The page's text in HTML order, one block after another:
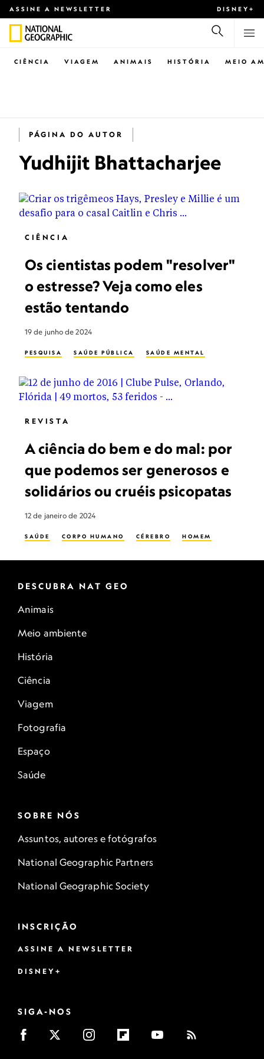
ASSINE A NEWSLETTER DISNEY+
CIÊNCIA VIAGEM ANIMAIS HISTÓRIA MEIO
PÁGINA DO AUTOR
Yudhijit Bhattacharjee
CIÊNCIA
Os cientistas podem "resolver"
o estresse? Veja como eles
estão tentando
19 de junho de 2024
PESQUISA SAÚDE PÚBLICA SAÚDE MENTAL
REVISTA
A ciência do bem e do mal: por
que podemos ser generosos e
solidários ou cruéis psicopatas
12 de janeiro de 2024
SAÚDE CORPO HUMANO CÉREBRO HOMEM
DESCUBRA NAT GEO
Animais
Meio ambiente
História
Ciência
Viagem
Fotografia
Espaço
Saúde
SOBRE NÓS
Assuntos, autores e fotógrafos
National Geographic Partners
National Geographic Society
INSCRIÇÃO
ASSINE A NEWSLETTER
DISNEY+
SIGA-NOS